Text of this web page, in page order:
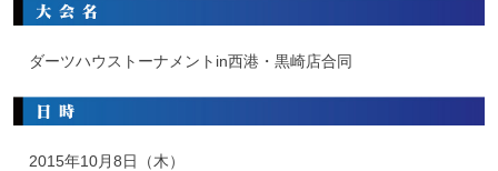
ダーツハウストーナメントin西港・黒崎店合同
2015年10月8日（木）